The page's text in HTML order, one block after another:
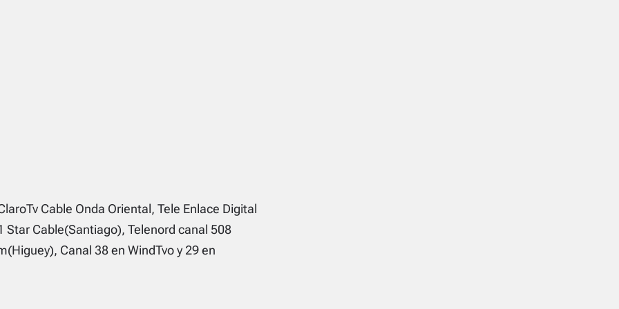
Cable Onda Oriental, Tele Enlace Digital
Cable(Santiago), Telenord canal 508
Canal 38 en WindTvo y 29 en